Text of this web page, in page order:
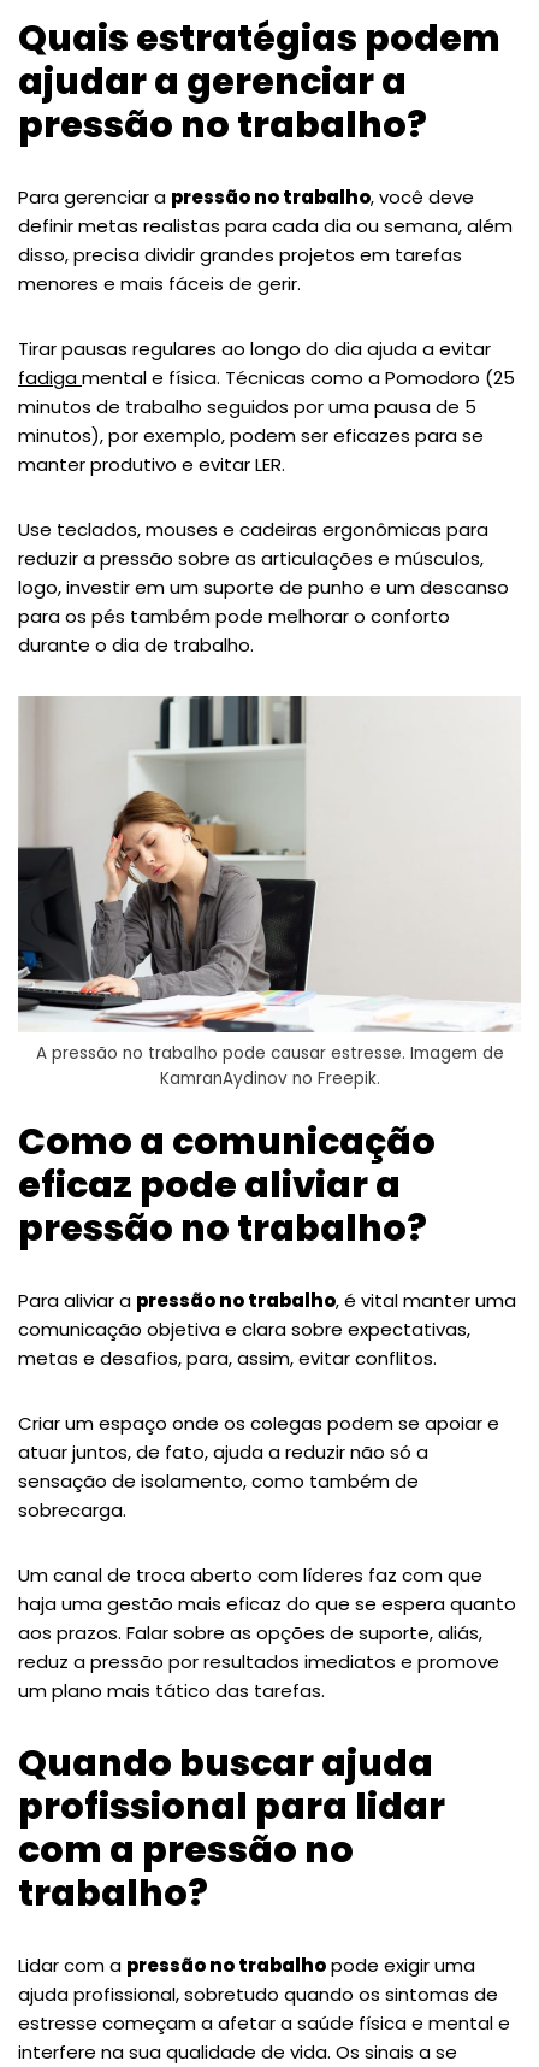
Quais estratégias podem
ajudar a gerenciar a
pressão no trabalho?
Para gerenciar a pressão no trabalho, você deve
definir metas realistas para cada dia ou semana, além
disso, precisa dividir grandes projetos em tarefas
menores e mais fáceis de gerir.
Tirar pausas regulares ao longo do dia ajuda a evitar
fadigamental e física. Técnicas como a Pomodoro (25
minutos de trabalho seguidos por uma pausa de 5
minutos), por exemplo, podem ser eficazes para se
manter produtivo e evitar LER.
Use teclados, mouses e cadeiras ergonômicas para
reduzir a pressão sobre as articulações e músculos,
logo, investir em um suporte de punho e um descanso
para os pés também pode melhorar o conforto
durante o dia de trabalho.
A pressão no trabalho pode causar estresse. Imagem de
KamranAydinov no Freepik.
Como a comunicação
eficaz pode aliviar a
pressão no trabalho?
Para aliviar a pressão no trabalho, é vital manter uma
comunicação objetiva e clara sobre expectativas,
metas e desafios, para, assim, evitar conflitos.
Criar um espaço onde os colegas podem se apoiar e
atuar juntos, de fato, ajuda a reduzir não só a
sensação de isolamento, como também de
sobrecarga.
Um canal de troca aberto com líderes faz com que
haja uma gestão mais eficaz do que se espera quanto
aos prazos. Falar sobre as opções de suporte, aliás,
reduz a pressão por resultados imediatos e promove
um plano mais tático das tarefas.
Quando buscar ajuda
profissional para lidar
com a pressão no
trabalho?
Lidar com a pressão no trabalhopode exigir uma
ajuda profissional, sobretudo quando os sintomas de
estresse começam a afetar a saúde física e mental e
interfere na sua qualidade de vida. Os sinais a se